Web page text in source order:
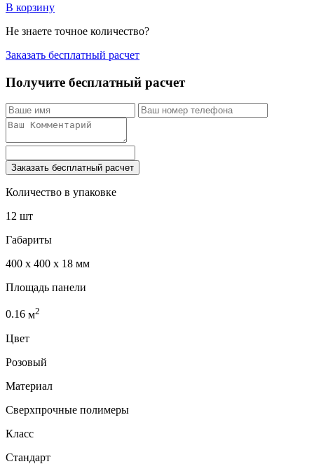
В корзину
Не знаете точное количество?
Заказать бесплатный расчет
Получите бесплатный расчет
Заказать бесплатный расчет
Количество в упаковке
12 шт
Габариты
400 x 400 x 18 мм
Площадь панели
0.16 м2
Цвет
Розовый
Материал
Сверхпрочные полимеры
Класс
Стандарт